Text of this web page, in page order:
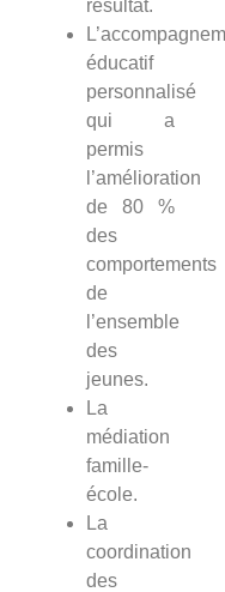
résultat.
éducatif
personnalisé
qui a
permis
l’amélioration
de 80 %
des
comportements
de
l’ensemble
des
jeunes.
La
médiation
famille-
école.
La
coordination
des